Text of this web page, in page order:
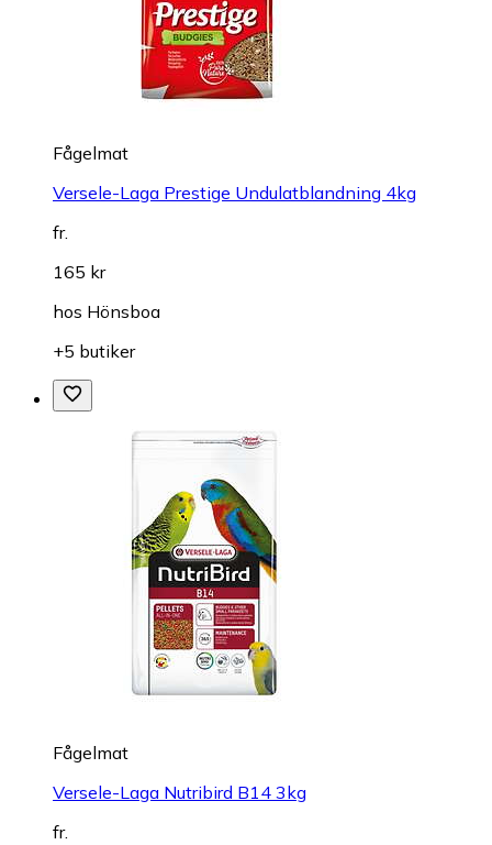
Fågelmat
Versele-Laga Prestige Undulatblandning 4kg
fr.
165 kr
hos Hönsboa
+5 butiker
Fågelmat
Versele-Laga Nutribird B14 3kg
fr.